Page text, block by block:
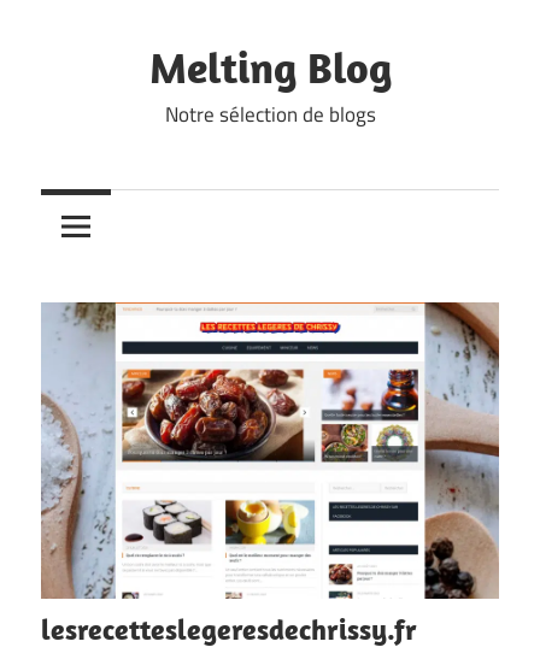
Melting Blog
Notre sélection de blogs
lesrecetteslegeresdechrissy.fr